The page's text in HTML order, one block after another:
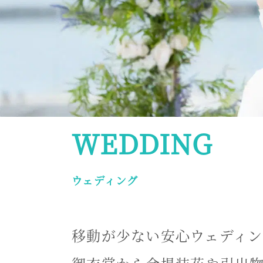
WEDDING
ウェディング
移動が少ない安心ウェディ